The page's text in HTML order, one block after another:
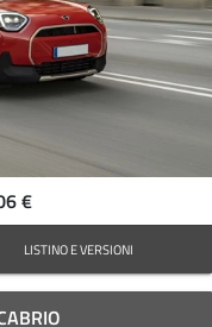
€
LISTINO E VERSIONI